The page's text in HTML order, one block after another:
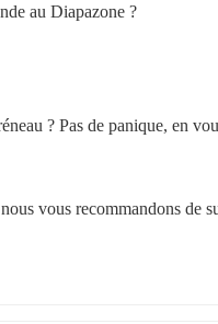
au Diapazone ?
? Pas de panique, en
vous recommandons de